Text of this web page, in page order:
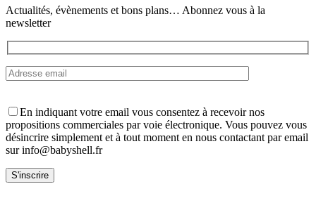
page
du
Actualités, évènements et bons plans… Abonnez vous à la
newsletter
En indiquant votre email vous consentez à recevoir nos
propositions commerciales par voie électronique. Vous pouvez vous
désincrire simplement et à tout moment en nous contactant par email
sur info@babyshell.fr